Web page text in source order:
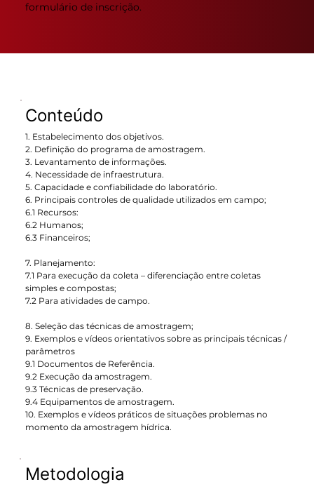
formulário de inscrição.
Conteúdo
1. Estabelecimento dos objetivos.
2. Definição do programa de amostragem.
3. Levantamento de informações.
4. Necessidade de infraestrutura.
5. Capacidade e confiabilidade do laboratório.
6. Principais controles de qualidade utilizados em campo;
6.1 Recursos:
6.2 Humanos;
6.3 Financeiros;
7. Planejamento:
7.1 Para execução da coleta – diferenciação entre coletas
simples e compostas;
7.2 Para atividades de campo.
8. Seleção das técnicas de amostragem;
9. Exemplos e vídeos orientativos sobre as principais técnicas /
parâmetros
9.1 Documentos de Referência.
9.2 Execução da amostragem.
9.3 Técnicas de preservação.
9.4 Equipamentos de amostragem.
10. Exemplos e vídeos práticos de situações problemas no
momento da amostragem hídrica.
Metodologia